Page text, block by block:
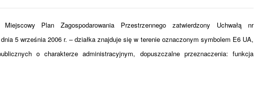
Plan Zagospodarowania Przestrzennego zatwierdzony Uchwałą nr
5 września 2006 r. – działka znajduje się w terenie oznaczonym symbolem E6 UA,
o charakterze administracyjnym, dopuszczalne przeznaczenia: funkcja